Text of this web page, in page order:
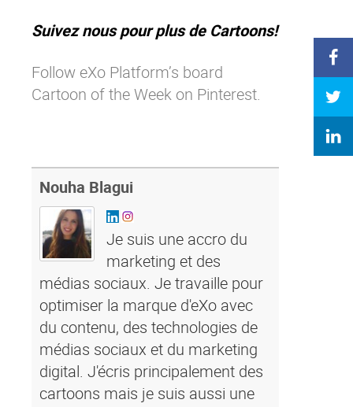
Suivez nous pour plus de Cartoons!
Follow eXo Platform’s board
Cartoon of the Week on Pinterest.
Nouha Blagui
Je suis une accro du
marketing et des
médias sociaux. Je travaille pour
optimiser la marque d'eXo avec
du contenu, des technologies de
médias sociaux et du marketing
digital. J'écris principalement des
cartoons mais je suis aussi une